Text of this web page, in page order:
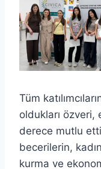
Tüm
oldukları
derece mutlu
becerilerin,
kurma ve